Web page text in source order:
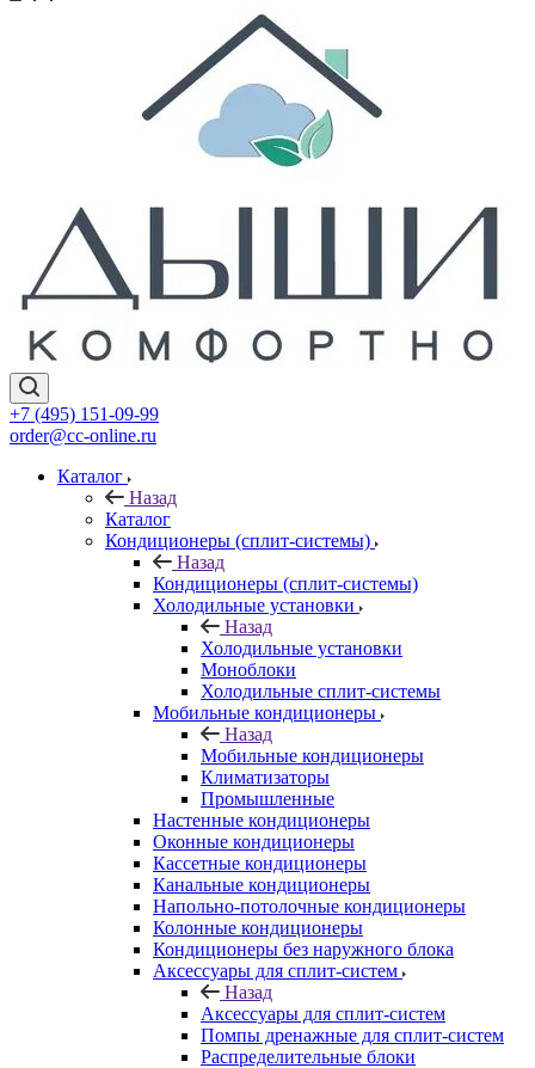
+7 (495) 151-09-99
order@cc-online.ru
Каталог
Назад
Каталог
Кондиционеры (сплит-системы)
Назад
Кондиционеры (сплит-системы)
Холодильные установки
Назад
Холодильные установки
Моноблоки
Холодильные сплит-системы
Мобильные кондиционеры
Назад
Мобильные кондиционеры
Климатизаторы
Промышленные
Настенные кондиционеры
Оконные кондиционеры
Кассетные кондиционеры
Канальные кондиционеры
Напольно-потолочные кондиционеры
Колонные кондиционеры
Кондиционеры без наружного блока
Аксессуары для сплит-систем
Назад
Аксессуары для сплит-систем
Помпы дренажные для сплит-систем
Распределительные блоки